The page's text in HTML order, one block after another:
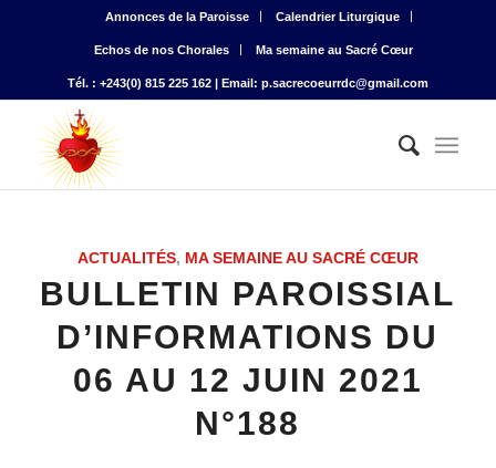
Annonces de la Paroisse Calendrier Liturgique
Echos de nos Chorales Ma semaine au Sacré Cœur
Tél. : +243(0) 815 225 162 | Email: p.sacrecoeurrdc@gmail.com
ACTUALITÉS, MA SEMAINE AU SACRÉ CŒUR
BULLETIN PAROISSIAL
D’INFORMATIONS DU
06 AU 12 JUIN 2021
N°188